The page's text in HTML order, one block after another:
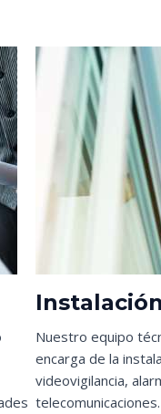
Instalación
Nuestro equipo
encarga de la
videovigilancia,